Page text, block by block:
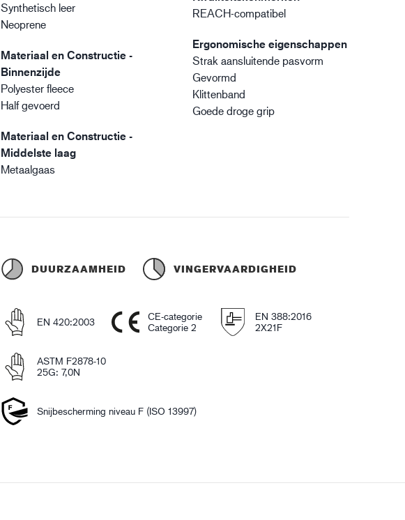
Synthetisch leer
Neoprene
Materiaal en Constructie -
Binnenzijde
Polyester fleece
Half gevoerd
Materiaal en Constructie -
Middelste laag
Metaalgaas
REACH-compatibel
Ergonomische eigenschappen
Strak aansluitende pasvorm
Gevormd
Klittenband
Goede droge grip
DUURZAAMHEID VINGERVAARDIGHEID
EN 420:2003
CE-categorie
Categorie 2
EN 388:2016
2X21F
ASTM F2878-10
25G: 7,0N
Snijbescherming niveau F (ISO 13997)